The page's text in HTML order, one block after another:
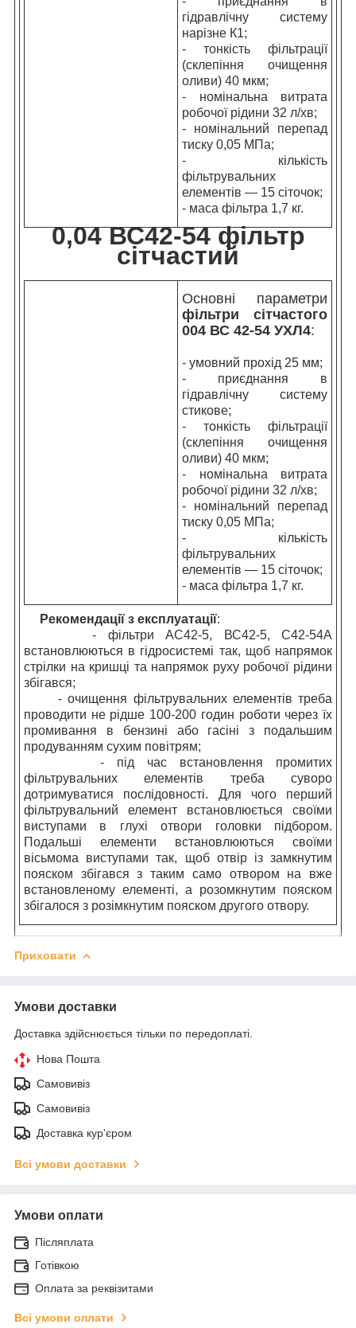
гідравлічну систему
нарізне К1;
- тонкість фільтрації
(склепіння очищення
оливи) 40 мкм;
- номінальна витрата
робочої рідини 32 л/хв;
- номінальний перепад
тиску 0,05 МПа;
- кількість
фільтрувальних
елементів — 15 сіточок;
- маса фільтра 1,7 кг.
0,04 ВС42-54 фільтр
сітчастий
Основні параметри
фільтри сітчастого
004 ВС 42-54 УХЛ4:
- умовний прохід 25 мм;
- приєднання в
гідравлічну систему
стикове;
- тонкість фільтрації
(склепіння очищення
оливи) 40 мкм;
- номінальна витрата
робочої рідини 32 л/хв;
- номінальний перепад
тиску 0,05 МПа;
- кількість
фільтрувальних
елементів — 15 сіточок;
- маса фільтра 1,7 кг.
Рекомендації з експлуатації:
- фільтри АС42-5, ВС42-5, С42-54А
встановлюються в гідросистемі так, щоб напрямок
стрілки на кришці та напрямок руху робочої рідини
збігався;
- очищення фільтрувальних елементів треба
проводити не рідше 100-200 годин роботи через їх
промивання в бензині або гасіні з подальшим
продуванням сухим повітрям;
- під час встановлення промитих
фільтрувальних елементів треба суворо
дотримуватися послідовності. Для чого перший
фільтрувальний елемент встановлюється своїми
виступами в глухі отвори головки підбором.
Подальші елементи встановлюються своїми
вісьмома виступами так, щоб отвір із замкнутим
пояском збігався з таким само отвором на вже
встановленому елементі, а розомкнутим пояском
збігалося з розімкнутим пояском другого отвору.
Приховати
Умови доставки
Доставка здійснюється тільки по передоплаті.
Нова Пошта
Самовивіз
Самовивіз
Доставка кур'єром
Всі умови доставки
Умови оплати
Післяплата
Готівкою
Оплата за реквізитами
Всі умови оплати